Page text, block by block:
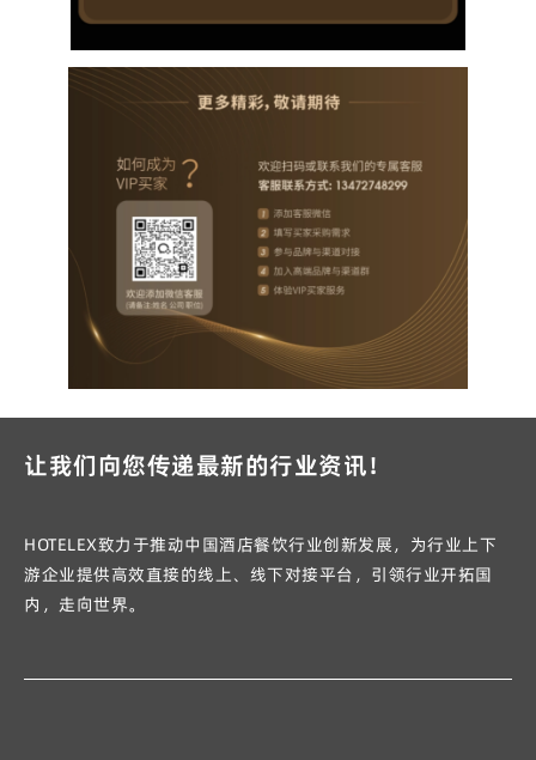
让我们向您传递最新的行业资讯！
HOTELEX致力于推动中国酒店餐饮行业创新发展，为行业上下
游企业提供高效直接的线上、线下对接平台，引领行业开拓国
内，走向世界。